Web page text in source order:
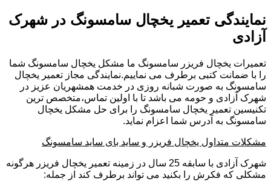
نمایندگی تعمیر یخچال سامسونگ در شهرک
آزادی
تعمیرات یخچال فریزر سامسونگ ما مشکل یخچال سامسونگ شما
را با ضمانت کتبی برطرف می نماییم.نمایندگی مجاز تعمیر یخچال
سامسونگ به صورت شبانه روزی در خدمت همشهریان عزیز در
شهرک آزادی و حومه می باشد تا با اولین تماس،متخصص ترین
تکنیسین تعمیر یخچال سامسونگ را برای حل مشکل یخچال
سامسونگ به آدرس شما اعزام نماید.
مشکلات متداول یخچال فریزر و ساید بای ساید سامسونگ
شهرک آزادی با سابقه 25 سال در زمینه تعمیر یخچال فریزر هرگونه
مشکلی که فکرش را بکنید می تواند برطرف کند از جمله: